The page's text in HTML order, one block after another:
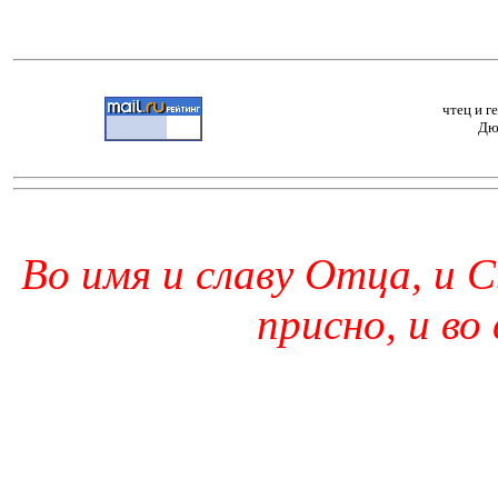
чтец и
Во имя и славу Отца, и
присно, и во